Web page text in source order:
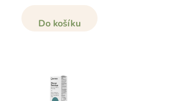
Do košíku